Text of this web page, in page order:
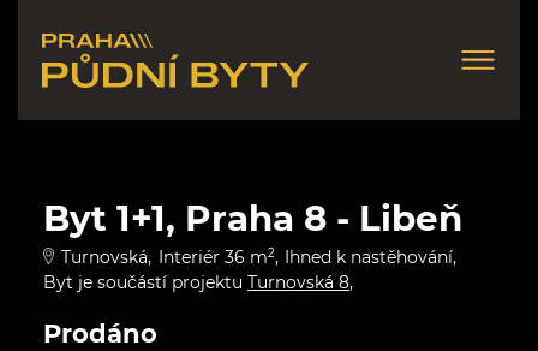
Byt 1+1, Praha 8 - Libeň
Turnovská Interiér 36 m2
Ihned k nastěhování
Byt je součástí projektu Turnovská 8
Prodáno